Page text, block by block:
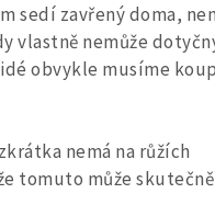
sedí zavřený doma,
vlastně nemůže
obvykle musíme
nemá na růžích
tomuto může skutečně